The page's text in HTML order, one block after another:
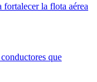
la flota aérea
que